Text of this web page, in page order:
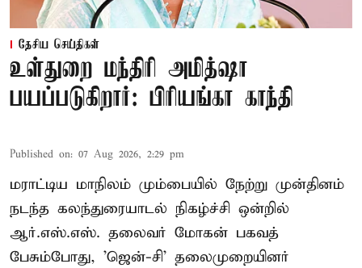
தேசிய செய்திகள்
உள்துறை மந்திரி அமித்ஷா
பயப்படுகிறார்: பிரியங்கா காந்தி
Published on: 07 Aug 2026, 2:29 pm
மராட்டிய மாநிலம் மும்பையில் நேற்று முன்தினம்
நடந்த கலந்துரையாடல் நிகழ்ச்சி ஒன்றில்
ஆர்.எஸ்.எஸ். தலைவர் மோகன் பகவத்
பேசும்போது, 'ஜென்-சி' தலைமுறையினர்